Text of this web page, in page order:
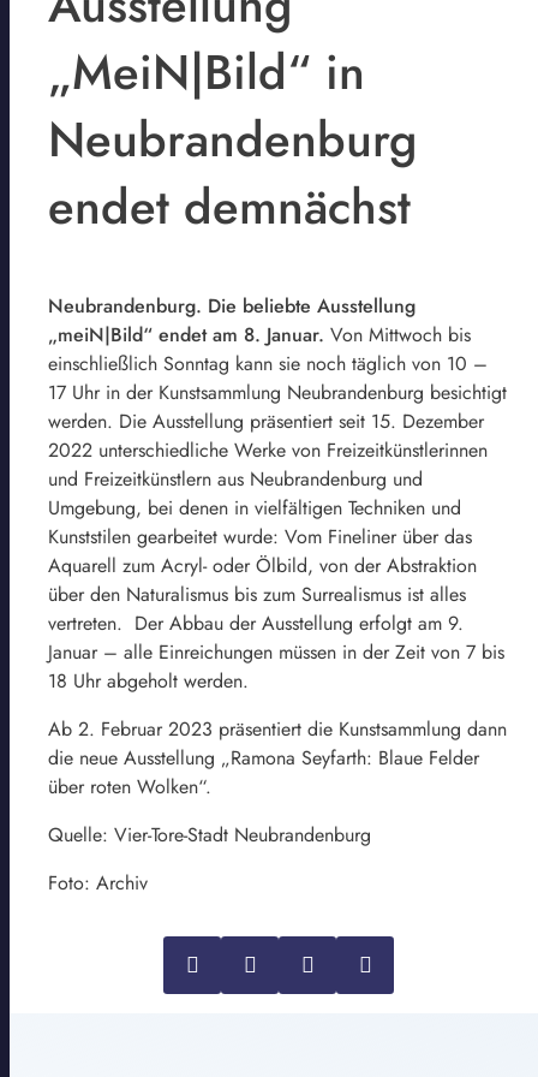
„MeiN|Bild“ in
Neubrandenburg
endet demnächst
Neubrandenburg. Die beliebte Ausstellung
„meiN|Bild“ endet am 8. Januar. Von Mittwoch bis
einschließlich Sonntag kann sie noch täglich von 10 –
17 Uhr in der Kunstsammlung Neubrandenburg besichtigt
werden. Die Ausstellung präsentiert seit 15. Dezember
2022 unterschiedliche Werke von Freizeitkünstlerinnen
und Freizeitkünstlern aus Neubrandenburg und
Umgebung, bei denen in vielfältigen Techniken und
Kunststilen gearbeitet wurde: Vom Fineliner über das
Aquarell zum Acryl- oder Ölbild, von der Abstraktion
über den Naturalismus bis zum Surrealismus ist alles
vertreten. Der Abbau der Ausstellung erfolgt am 9.
Januar – alle Einreichungen müssen in der Zeit von 7 bis
18 Uhr abgeholt werden.
Ab 2. Februar 2023 präsentiert die Kunstsammlung dann
die neue Ausstellung „Ramona Seyfarth: Blaue Felder
über roten Wolken“.
Quelle: Vier-Tore-Stadt Neubrandenburg
Foto: Archiv